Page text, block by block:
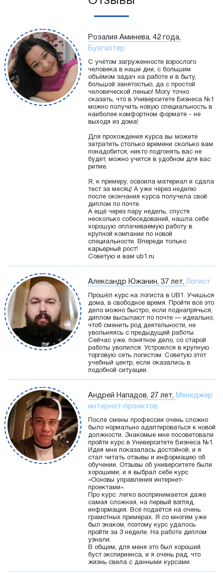
Розалия Аминева, 42 года,
Бухгалтер
С учётом загруженности взрослого
человека в наши дни, с большим
объёмом задач на работе и в быту,
большой занятостью, да с простой
человеческой ленью! Могу точно
сказать, что в Университете Бизнеса №1
можно получить новую специальность в
наиболее комфортном формате - не
выходя из дома!
Для прохождения курса вы можете
затратить столько времени сколько вам
понадобится, никто подгонять вас не
будет, можно учится в удобном для вас
ритме.
Я, к примеру, освоила материал и сдала
тест за месяц! А уже через неделю
после окончания курса получила свой
диплом по почте.
А ещё через пару недель, спустя
несколько собеседований, нашла себе
хорошую оплачиваемую работу в
крупной компании по новой
специальности. Впереди только
карьерный рост!
Советую и вам ub1.ru
Александр Южанин, 37 лет,Логист
Прошёл курс на логиста в UB1. Учишься
дома, в свободное время. Пройти всё это
дело можно быстро, если поднапрячься,
диплом высылают по почте — идеально,
чтоб сменить род деятельности, не
увольняясь с предыдущей работы.
Сейчас уже, понятное дело, со старой
работы уволился. Устроился в крупную
торговую сеть логистом. Советую этот
учебный центр, если оказались в
подобной ситуации.
Андрей Нападов, 27 лет, Менеджер
интернет-проектов
После смены профессии очень сложно
было нормально адаптироваться к новой
должности. Знакомые мне посоветовали
пройти курс в Университете Бизнеса №1.
Идея мне показалась достойной, и я
стал читать отзывы и информацию об
обучении. Отзывы об университете были
хорошими, и я выбрал себе курс
«Основы управления интернет-
проектами».
Про курс: легко воспринимается даже
самая сложная, на первый взгляд,
информация. Всё подаётся на очень
грамотных примерах. Я со многим уже
был знаком, поэтому курс удалось
пройти за 3 недели. На работе диплом
узнали.
В общем, для меня это был хороший
буст экспириенса, и я очень рад, что
жизнь свела с данными курсами.